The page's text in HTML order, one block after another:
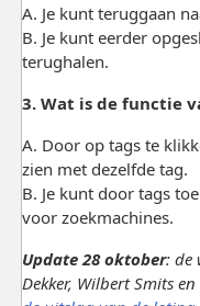
A. Je kunt teruggaan
B. Je kunt eerder
terughalen.
3. Wat is de functie
A. Door op tags te
zien met dezelfde tag.
B. Je kunt door tags
voor zoekmachines.
Update 28 oktober: de
Dekker, Wilbert Smits